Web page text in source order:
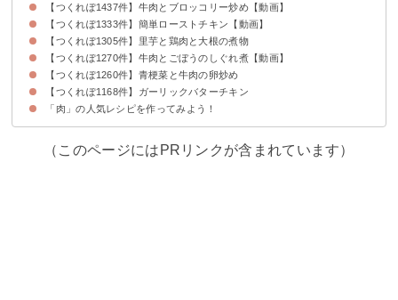
【つくれぽ1437件】牛肉とブロッコリー炒め【動画】
【つくれぽ1333件】簡単ローストチキン【動画】
【つくれぽ1305件】里芋と鶏肉と大根の煮物
【つくれぽ1270件】牛肉とごぼうのしぐれ煮【動画】
【つくれぽ1260件】青梗菜と牛肉の卵炒め
【つくれぽ1168件】ガーリックバターチキン
「肉」の人気レシピを作ってみよう！
（このページにはPRリンクが含まれています）